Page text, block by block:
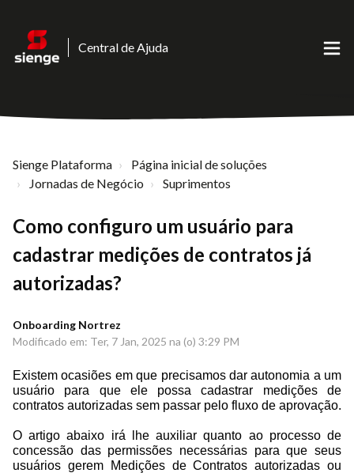
Central de Ajuda
Sienge Plataforma
Página inicial de soluções
Jornadas de Negócio
Suprimentos
Como configuro um usuário para
cadastrar medições de contratos já
autorizadas?
Onboarding Nortrez
Modificado em: Ter, 7 Jan, 2025 na (o) 3:29 PM
Existem ocasiões em que precisamos dar autonomia a um
usuário para que ele possa cadastrar medições de
contratos autorizadas sem passar pelo fluxo de aprovação.
O artigo abaixo irá lhe auxiliar quanto ao processo de
concessão das permissões necessárias para que seus
usuários gerem Medições de Contratos autorizadas ou